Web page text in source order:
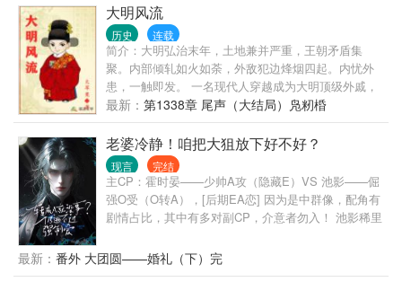
大明风流
历史 连载
简介：大明弘治末年，土地兼并严重，王朝矛盾集
聚。内部倾轧如火如荼，外敌犯边烽烟四起。内忧外
患，一触即发。 一名现代人穿越成为大明顶级外戚，
本以为能安安稳稳的享受荣华富贵的生活，谁知等待
他的命运将是被未来的嘉靖皇帝‘斩于西市’。 不甘引颈
受戮的命运，奋起抗争才是正途。且看他如何辗转腾
挪扭转乾坤。成就一番辉煌大业，留下一段大明风
流。
最新： 第1338章 尾声（大结局）凫籾棔
老婆冷静！咱把大狙放下好不好？
现言 完结
主CP：霍时晏——少帅A攻（隐藏E）VS 池影——倔
强O受（O转A），[后期EA恋] 因为是中群像，配角有
剧情占比，其中有多对副CP，介意者勿入！ 池影稀里
后，发现这个不友好的鬼世界，好像只针对他。 跟他
一起穿越的室友，不是alpha就是beta，凭什么他一个
最新： 番外 大团圆——婚礼（下）完